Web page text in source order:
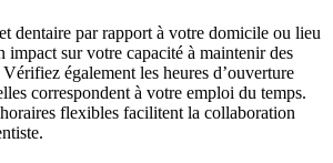
dentaire par rapport à votre domicile ou lieu
impact sur votre capacité à maintenir des
également les heures d’ouverture
correspondent à votre emploi du temps.
flexibles facilitent la collaboration